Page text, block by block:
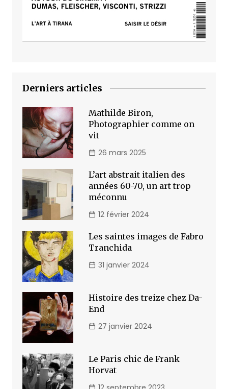
Derniers articles
Mathilde Biron,
Photographier comme on
vit
26 mars 2025
L’art abstrait italien des
années 60-70, un art trop
méconnu
12 février 2024
Les saintes images de Fabro
Tranchida
31 janvier 2024
Histoire des treize chez Da-
End
27 janvier 2024
Le Paris chic de Frank
Horvat